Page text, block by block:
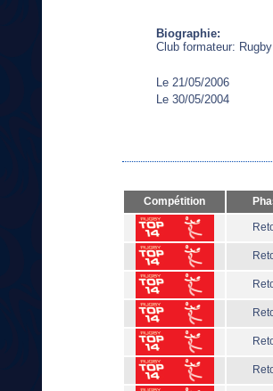
Biographie:
Club formateur:
Le 21/05/2006
Le 30/05/2004
Compétition